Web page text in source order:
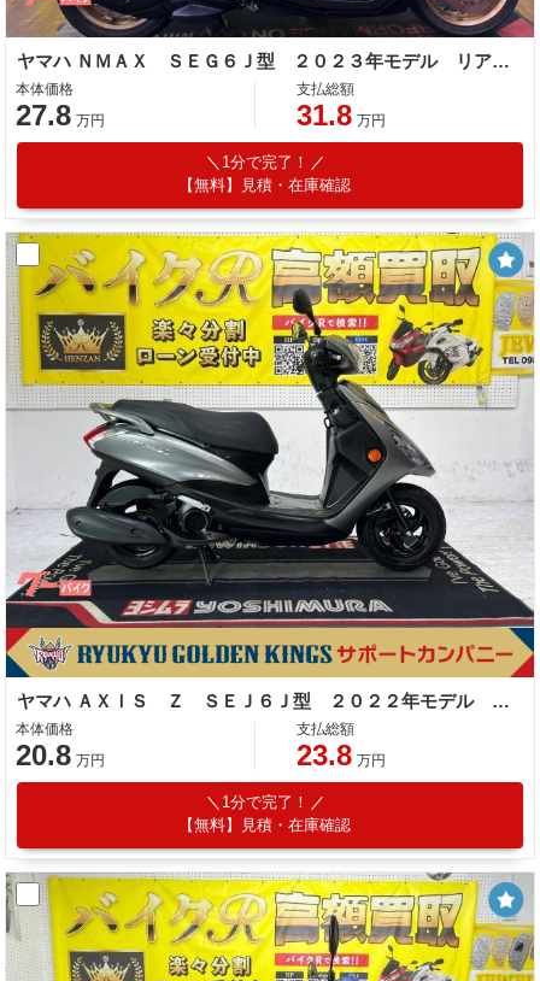
ヤマハ ＮＭＡＸ ＳＥＧ６Ｊ型 ２０２３年モデル リアキャリア
本体価格
27.8 万円
支払総額
31.8 万円
1分で完了！
【無料】見積・在庫確認
ヤマハ ＡＸＩＳ Ｚ ＳＥＪ６Ｊ型 ２０２２年モデル サイドスタンド センタースタンド スペアキー
本体価格
20.8 万円
支払総額
23.8 万円
1分で完了！
【無料】見積・在庫確認